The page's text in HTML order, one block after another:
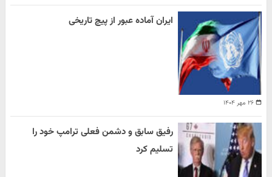
۲۶ مهر ۱۴۰۴
ایران آماده عبور از پیچ تاریخی
رفیق سابق و دشمن فعلی ترامپ خود را
تسلیم کرد